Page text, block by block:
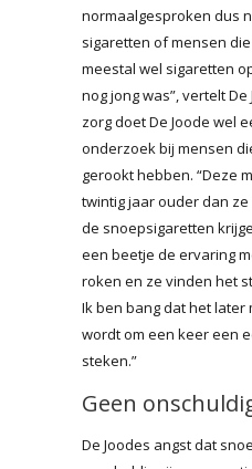
normaalgesproken dus
sigaretten of mensen
meestal wel sigaretten
nog jong was”, vertelt
zorg doet De Joode wel
onderzoek bij mensen
gerookt hebben. “Deze
twintig jaar ouder dan
de snoepsigaretten
een beetje de ervaring
roken en ze vinden het
Ik ben bang dat het later
wordt om een keer een
steken.”
Geen
De Joodes angst dat